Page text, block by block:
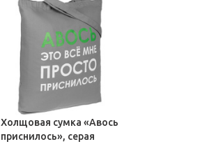
Холщовая сумка «Авось
приснилось», серая